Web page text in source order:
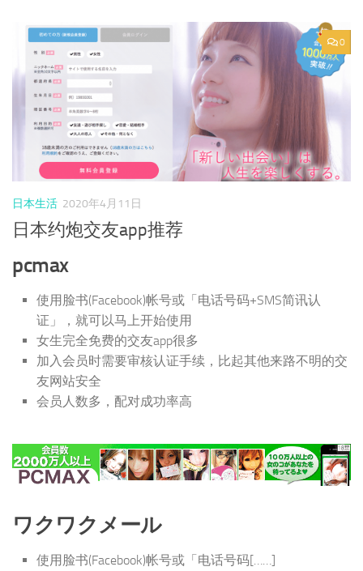
0
日本生活 2020年4月11日
日本约炮交友app推荐
pcmax
使用脸书(Facebook)帐号或「电话号码+SMS简讯认
证」，就可以马上开始使用
女生完全免费的交友app很多
加入会员时需要审核认证手续，比起其他来路不明的交
友网站安全
会员人数多，配对成功率高
ワクワクメール
使用脸书(Facebook)帐号或「电话号码[……]